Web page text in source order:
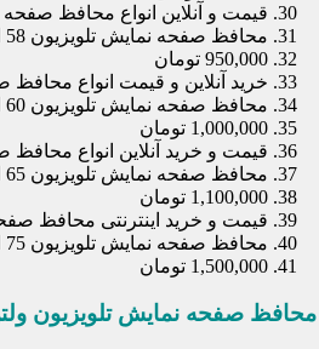
قیمت و آنلاین انواع محافظ صفحه
محافظ صفحه نمایش تلویزیون 58 اینچ
950,000 تومان
خرید آنلاین و قیمت انواع محافظ
محافظ صفحه نمایش تلویزیون 60 اینچ
1,000,000 تومان
قیمت و خرید آنلاین انواع محافظ
محافظ صفحه نمایش تلویزیون 65 اینچ
1,100,000 تومان
قیمت و خرید اینترنتی محافظ صفحه
محافظ صفحه نمایش تلویزیون 75 اینچ
1,500,000 تومان
محافظ صفحه نمایش تلویزیون